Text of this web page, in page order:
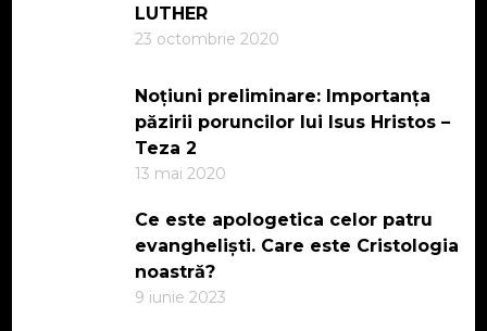
LUTHER
23 octombrie 2020
Noțiuni preliminare: Importanța
păzirii poruncilor lui Isus Hristos –
Teza 2
13 mai 2020
Ce este apologetica celor patru
evangheliști. Care este Cristologia
noastră?
9 iunie 2023